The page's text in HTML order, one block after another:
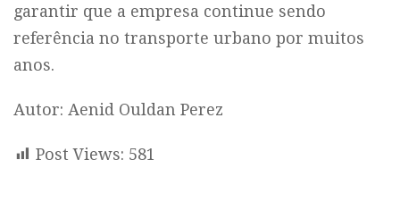
garantir que a empresa continue sendo
referência no transporte urbano por muitos
anos.
Autor: Aenid Ouldan Perez
Post Views: 581